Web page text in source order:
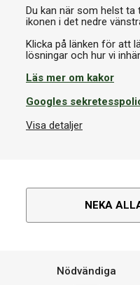
Du kan när som helst ta
ikonen i det nedre
Klicka på länken för att
Läs mer om kakor
Googles
Visa detaljer
NEKA
Nödvändiga
och VOC-fritt pingislim